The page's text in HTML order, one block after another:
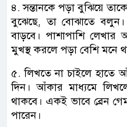
৪. সন্তানকে পড়া বুঝিয়ে
বুঝেছে, তা বোঝাতে
বাড়বে। পাশাপাশি লেখার
মুখস্থ করলে পড়া বেশি মনে
৫. লিখতে না চাইলে হাতে
দিন। আঁকার মাধ্যমে
থাকবে। একই ভাবে ব্রেন
পারেন।